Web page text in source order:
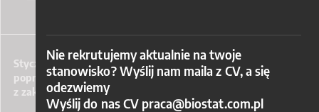
Styczność z nowymi technologiami
poprzez współpracę nad projektami
z zakresu rozwoju aplikacji
Nie rekrutujemy aktualnie na twoje
stanowisko? Wyślij nam maila z CV, a się
odezwiemy
Wyślij do nas CV praca@biostat.com.pl